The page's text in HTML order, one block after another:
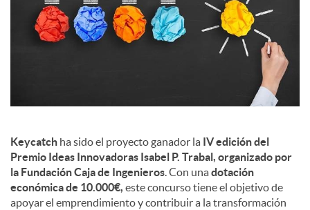
Keycatch ha sido el proyecto ganador la IV edición del
Premio Ideas Innovadoras Isabel P. Trabal, organizado por
la Fundación Caja de Ingenieros. Con unadotación
económica de 10.000€, este concurso tiene el objetivo de
apoyar el emprendimiento y contribuir a la transformación